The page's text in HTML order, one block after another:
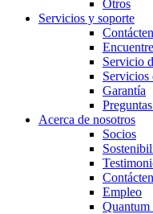
Otros
Servicios y soporte
Servicio
Servicios
Garantía
Acerca de nosotros
Socios
Empleo
Quantum